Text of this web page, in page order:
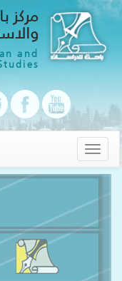
مركز
and
Toggle
navigation